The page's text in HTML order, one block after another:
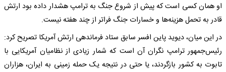
او همان کسی است که پیش از شروع جنگ به ترامپ هشدار داده بود ارتش
قادر به تحمل هزینه‌ها و خسارات جنگ فراتر از چند هفته نیست.
در این میان، دیوید پاین افسر سابق ستاد فرماندهی ارتش آمریکا تصریح کرد:
رئیس‌جمهور ترامپ نگران آن است که شمار زیادی از نظامیان آمریکایی با
تابوت به کشور بازگردند، یا حتی در نتیجه یک حمله زمینی به ایران، هزاران